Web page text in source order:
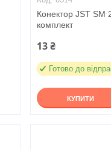
Конектор JST SM
комплект
13 ₴
Готово до
КУПИТИ